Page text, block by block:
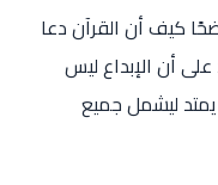
كيف أن القرآن دعا
أن الإبداع ليس
ليشمل جميع